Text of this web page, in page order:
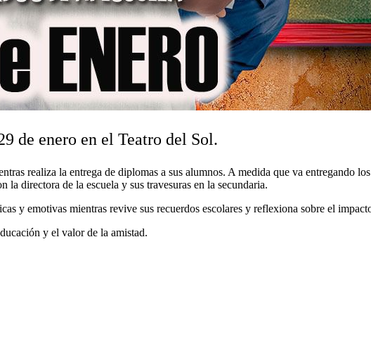
de enero en el Teatro del Sol.
realiza la entrega de diplomas a sus alumnos. A medida que va entregando
la directora de la escuela y sus travesuras en la secundaria.
y emotivas mientras revive sus recuerdos escolares y reflexiona sobre el
y el valor de la amistad.